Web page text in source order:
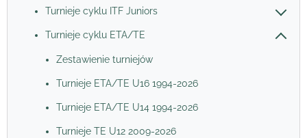
Turnieje cyklu ITF Juniors
Turnieje cyklu ETA/TE
Zestawienie turniejów
Turnieje ETA/TE U16 1994-2026
Turnieje ETA/TE U14 1994-2026
Turnieje TE U12 2009-2026